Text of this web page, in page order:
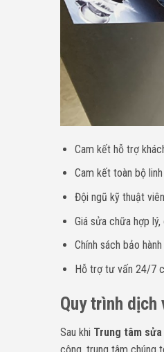
Cam kết hỗ trợ
Cam kết toàn bộ
Đội ngũ kỹ thuật
Giá sửa chữa hợp
Chính sách bảo
Hỗ trợ tư vấn 24/7
Quy trình
Sau khi Trung tâm